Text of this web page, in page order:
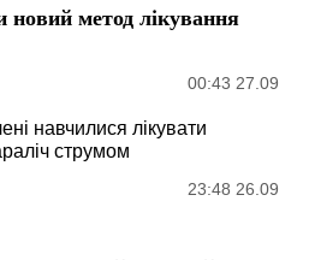
новий метод лікування
00:43 27.09
навчилися лікувати
струмом
23:48 26.09